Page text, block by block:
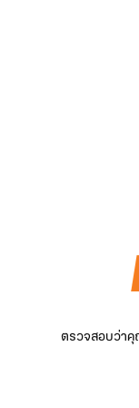
ตรวจสอบว่าคุ